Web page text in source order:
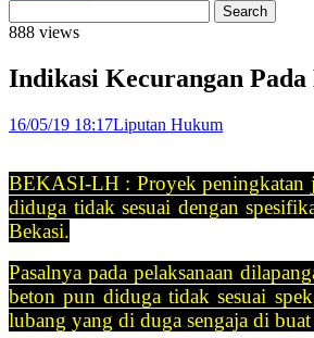
888 views
Indikasi Kecurangan
16/05/19 18:17Liputan Hukum
BEKASI-LH : Proyek peningkatan
diduga tidak sesuai dengan
Bekasi.
Pasalnya pada pelaksanaan
beton pun diduga tidak sesuai
lubang yang di duga sengaja di